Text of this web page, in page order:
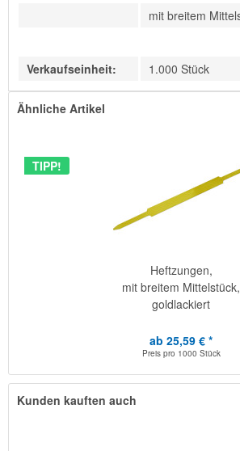
mit breitem
Verkaufseinheit: 1.000 Stück
Ähnliche Artikel
TIPP!
Heftzungen,
mit breitem Mittelstück,
goldlackiert
ab 25,59 € *
Preis pro 1000 Stück
Kunden kauften auch